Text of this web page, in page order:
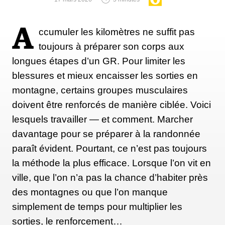
D’autres pratiques sont plus pertinentes, la
musculation par exemple ou encore l’entraînement
croisé. De nombreuses études suggèrent d’ailleurs
que les coureurs qui incorporent du renforcement
musculaire à leur plan d'entraînement présentent
moins de blessures, et font souvent état, en parallèle,
d'une facilité plus prononcée à monter et à
descendre les côtes, et d'une foulée plus efficace. Ce
qui se traduit, en fin de compte, par une meilleure
économie de course.
Profitons-en pour rappeler que les mouvements de
la course à pied impliquent de décoller les jambes
A ccumuler les kilomètres ne suffit pas
toujours à préparer son corps aux
longues étapes d’un GR. Pour limiter les
blessures et mieux encaisser les sorties en
montagne, certains groupes musculaires
doivent être renforcés de manière ciblée. Voici
lesquels travailler — et comment. Marcher
davantage pour se préparer à la randonnée
paraît évident. Pourtant, ce n’est pas toujours
la méthode la plus efficace. Lorsque l’on vit en
ville, que l’on n’a pas la chance d’habiter près
des montagnes ou que l’on manque
simplement de temps pour multiplier les
sorties, le renforcement…